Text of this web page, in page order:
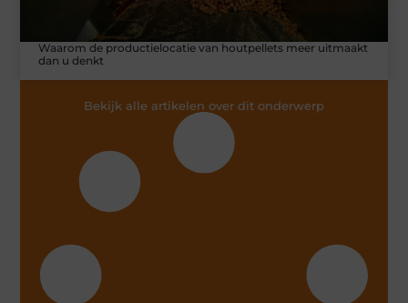
Waarom de productielocatie van houtpellets meer uitmaakt
dan u denkt
Bekijk alle artikelen over dit onderwerp